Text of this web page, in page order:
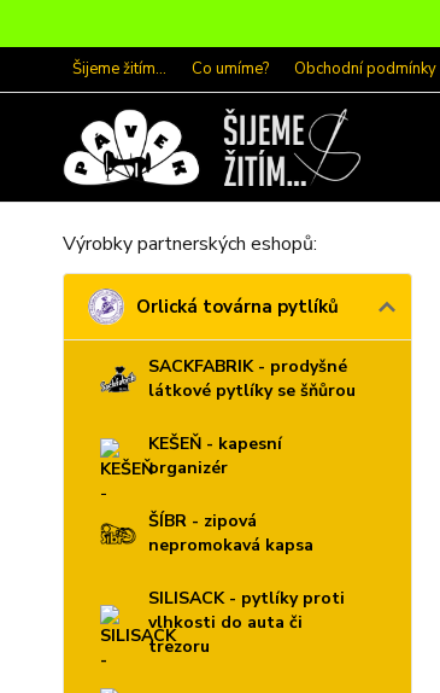
Šijeme žitím... Co umíme? Obchodní podmínky
Výrobky partnerských eshopů:
Orlická továrna pytlíků
SACKFABRIK - prodyšné
látkové pytlíky se šňůrou
KEŠEŇ - kapesní
organizér
ŠÍBR - zipová
nepromokavá kapsa
SILISACK - pytlíky proti
vlhkosti do auta či
trezoru